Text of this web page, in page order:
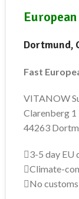
Dortmund,
Fast
VITANOW
Clarenberg 1
44263
3-5 day EU
Climate-
No